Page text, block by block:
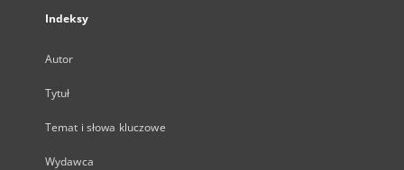
Indeksy
Autor
Tytuł
Temat i słowa kluczowe
Wydawca